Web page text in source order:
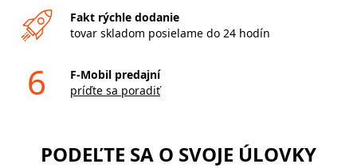
Fakt rýchle dodanie
tovar skladom posielame do 24 hodín
6
F-Mobil predajní
príďte sa poradiť
PODEĽTE SA O SVOJE ÚLOVKY